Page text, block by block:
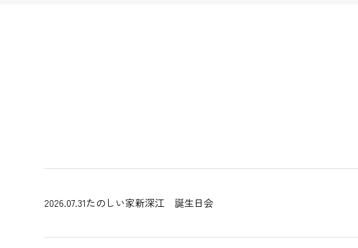
2026.07.31たのしい家新深江 誕生日会